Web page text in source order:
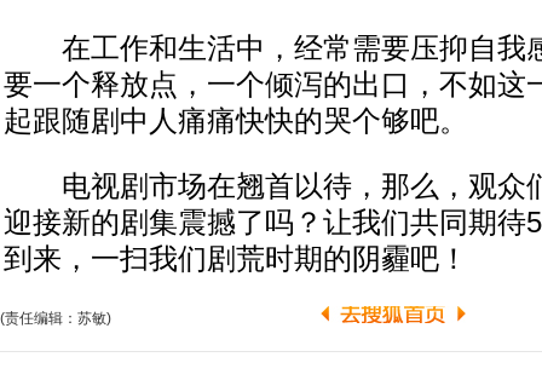
在工作和生活中，经常需要压抑自我
要一个释放点，一个倾泻的出口，不如这
起跟随剧中人痛痛快快的哭个够吧。
电视剧市场在翘首以待，那么，观众
迎接新的剧集震撼了吗？让我们共同期待
到来，一扫我们剧荒时期的阴霾吧！
(责任编辑：苏敏)